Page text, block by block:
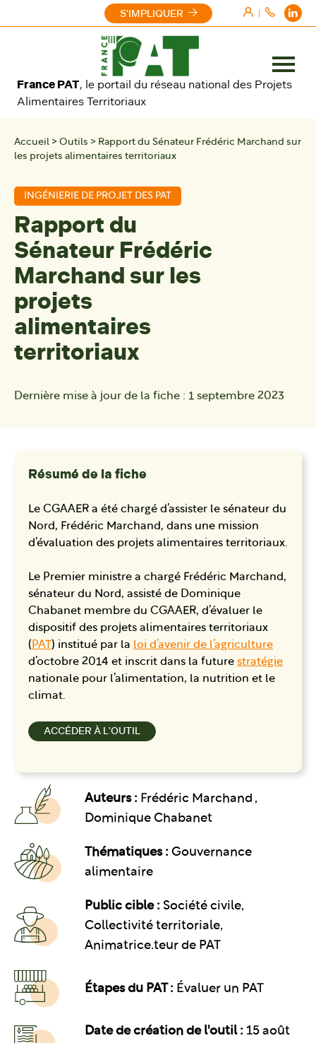
|
France PAT, le portail du réseau national des Projets
Alimentaires Territoriaux
S'IMPLIQUER
Ouvrir
le
Accueil > Outils > Rapport du Sénateur Frédéric Marchand sur
les projets alimentaires territoriaux
INGÉNIERIE DE PROJET DES PAT
Rapport du
Sénateur Frédéric
Marchand sur les
projets
alimentaires
territoriaux
Dernière mise à jour de la fiche : 1 septembre 2023
Résumé de la fiche
Le CGAAER a été chargé d’assister le sénateur du
Nord, Frédéric Marchand, dans une mission
d’évaluation des projets alimentaires territoriaux.
Le Premier ministre a chargé Frédéric Marchand,
sénateur du Nord, assisté de Dominique
Chabanet membre du CGAAER, d’évaluer le
dispositif des projets alimentaires territoriaux
(PAT) institué par la loi d’avenir de l’agriculture
d’octobre 2014 et inscrit dans la future stratégie
nationale pour l’alimentation, la nutrition et le
climat.
ACCÉDER À L'OUTIL
Auteurs : Frédéric Marchand ,
Dominique Chabanet
Thématiques : Gouvernance
alimentaire
Public cible : Société civile,
Collectivité territoriale,
Animatrice.teur de PAT
Étapes du PAT : Évaluer un PAT
Date de création de l'outil : 15 août